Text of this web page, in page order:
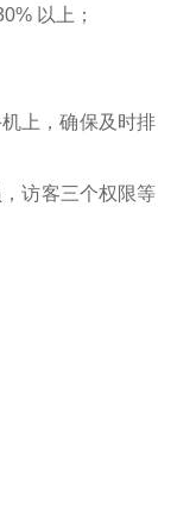
以上；
上，确保及时排
访客三个权限等